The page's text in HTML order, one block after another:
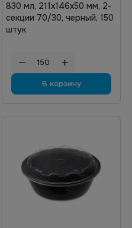
830 мл, 211х146х50 мм, 2-
секции 70/30, черный, 150
штук
В корзину